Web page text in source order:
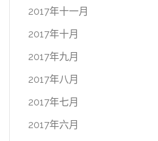
2017年十一月
2017年十月
2017年九月
2017年八月
2017年七月
2017年六月